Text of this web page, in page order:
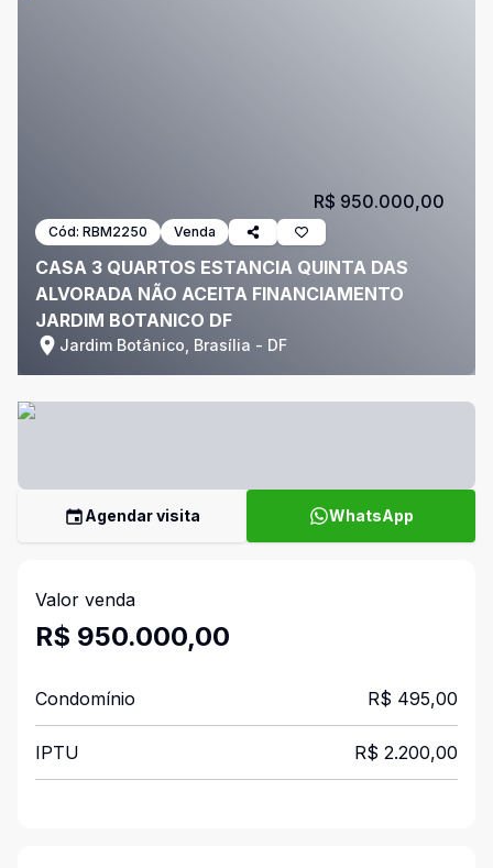
Cód: RBM2250 Venda
CASA 3 QUARTOS ESTANCIA QUINTA DAS
ALVORADA NÃO ACEITA FINANCIAMENTO
JARDIM BOTANICO DF
Jardim Botânico, Brasília - DF
R$ 950.000,00
Agendar visita WhatsApp
Valor venda
R$ 950.000,00
Condomínio R$ 495,00
IPTU R$ 2.200,00